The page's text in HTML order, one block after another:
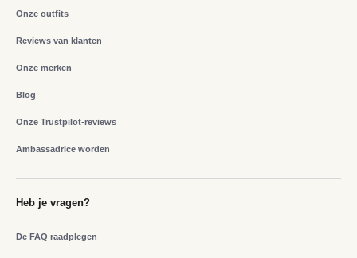
Onze outfits
Reviews van klanten
Onze merken
Blog
Onze Trustpilot-reviews
Ambassadrice worden
Heb je vragen?
De FAQ raadplegen